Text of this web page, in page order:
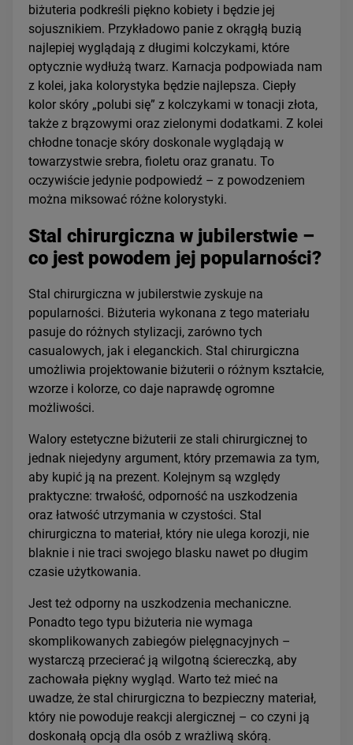
biżuteria podkreśli piękno kobiety i będzie jej
sojusznikiem. Przykładowo panie z okrągłą buzią
najlepiej wyglądają z długimi kolczykami, które
optycznie wydłużą twarz. Karnacja podpowiada nam
z kolei, jaka kolorystyka będzie najlepsza. Ciepły
kolor skóry „polubi się” z kolczykami w tonacji złota,
także z brązowymi oraz zielonymi dodatkami. Z kolei
chłodne tonacje skóry doskonale wyglądają w
towarzystwie srebra, fioletu oraz granatu. To
oczywiście jedynie podpowiedź – z powodzeniem
można miksować różne kolorystyki.
Stal chirurgiczna w jubilerstwie –
co jest powodem jej popularności?
Stal chirurgiczna w jubilerstwie zyskuje na
popularności. Biżuteria wykonana z tego materiału
pasuje do różnych stylizacji, zarówno tych
casualowych, jak i eleganckich. Stal chirurgiczna
umożliwia projektowanie biżuterii o różnym kształcie,
wzorze i kolorze, co daje naprawdę ogromne
możliwości.
Walory estetyczne biżuterii ze stali chirurgicznej to
jednak niejedyny argument, który przemawia za tym,
aby kupić ją na prezent. Kolejnym są względy
praktyczne: trwałość, odporność na uszkodzenia
oraz łatwość utrzymania w czystości. Stal
chirurgiczna to materiał, który nie ulega korozji, nie
blaknie i nie traci swojego blasku nawet po długim
czasie użytkowania.
Jest też odporny na uszkodzenia mechaniczne.
Ponadto tego typu biżuteria nie wymaga
skomplikowanych zabiegów pielęgnacyjnych –
wystarczą przecierać ją wilgotną ściereczką, aby
zachowała piękny wygląd. Warto też mieć na
uwadze, że stal chirurgiczna to bezpieczny materiał,
który nie powoduje reakcji alergicznej – co czyni ją
doskonałą opcją dla osób z wrażliwą skórą.